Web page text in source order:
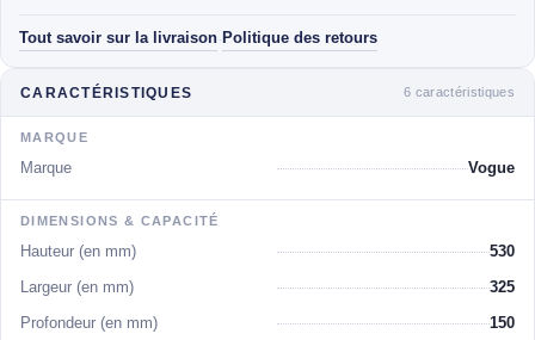
Tout savoir sur la livraison· Politique des retours
CARACTÉRISTIQUES 6 caractéristiques
MARQUE
Marque Vogue
DIMENSIONS & CAPACITÉ
Hauteur (en mm) 530
Largeur (en mm) 325
Profondeur (en mm) 150